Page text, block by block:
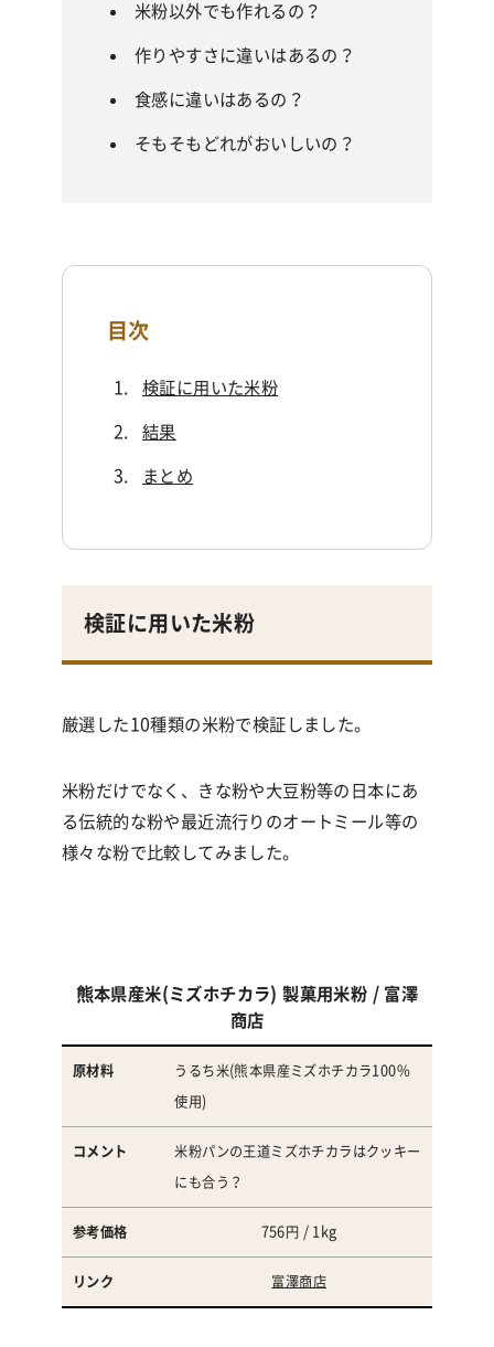
米粉以外でも作れるの？
作りやすさに違いはあるの？
食感に違いはあるの？
そもそもどれがおいしいの？
目次
検証に用いた米粉
結果
まとめ
検証に用いた米粉
厳選した10種類の米粉で検証しました。
米粉だけでなく、きな粉や大豆粉等の日本にあ
る伝統的な粉や最近流行りのオートミール等の
様々な粉で比較してみました。
商
名
熊本県産米(ミズホチカラ) 製菓用米粉 / 富澤
商店
うるち米(熊本県産ミズホチカラ100%
使用)
米粉パンの王道ミズホチカラはクッキー
にも合う？
756円 / 1kg
富澤商店